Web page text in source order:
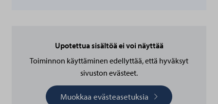
Upotettua sisältöä ei voi näyttää
Toiminnon käyttäminen edellyttää, että hyväksyt
sivuston evästeet.
Muokkaa evästeasetuksia